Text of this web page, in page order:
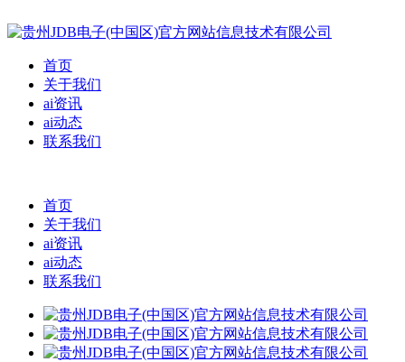
首页
关于我们
ai资讯
ai动态
联系我们
首页
关于我们
ai资讯
ai动态
联系我们